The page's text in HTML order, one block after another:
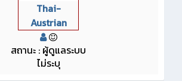
Thai-
Austrian
สถานะ : ผู้ดูแลระบบ
ไม่ระบุ